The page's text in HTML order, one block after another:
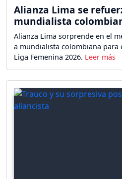
Alianza Lima se
mundialista
Alianza Lima sorprende en el
a mundialista colombiana para
Liga Femenina 2026.